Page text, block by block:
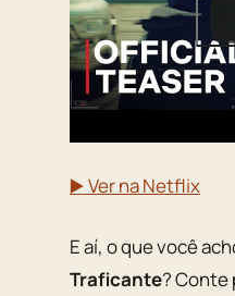
▶️ Ver na Netflix
E aí, o que você
Traficante? Conte